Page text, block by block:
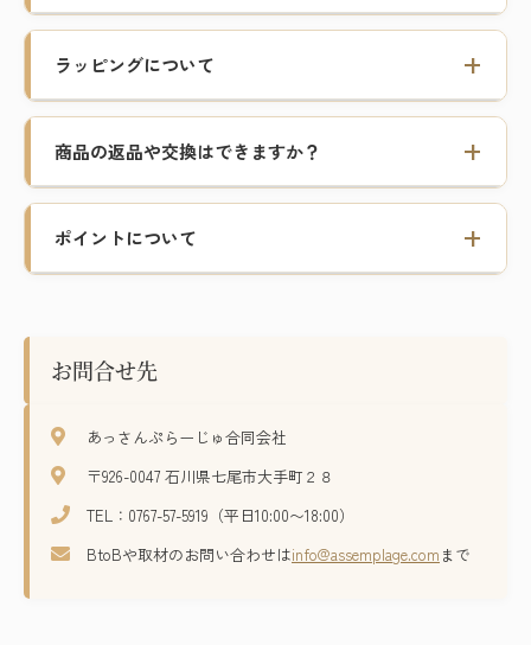
ラッピングについて
商品の返品や交換はできますか？
ポイントについて
お問合せ先
あっさんぷらーじゅ合同会社
〒926-0047 石川県七尾市大手町２８
TEL：0767-57-5919（平日10:00〜18:00）
BtoBや取材のお問い合わせはinfo@assemplage.com まで